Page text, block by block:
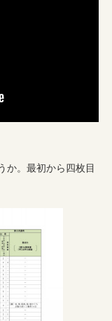
か。最初から四枚目